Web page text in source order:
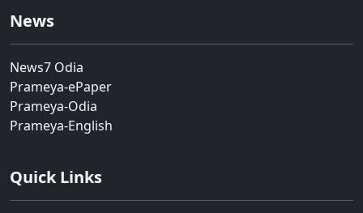
News
News7 Odia
Prameya-ePaper
Prameya-Odia
Prameya-English
Quick Links